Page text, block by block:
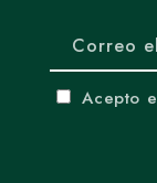
Correo
Acepto